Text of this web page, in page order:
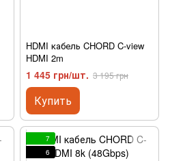
HDMI кабель CHORD C-view
HDMI 2m
1 445 грн/шт. 3 195 грн
Купить
7
6